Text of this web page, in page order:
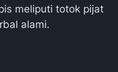
meliputi totok pijat
alami.